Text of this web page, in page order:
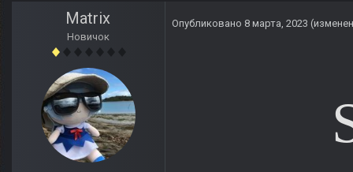
Matrix
Новичок
Опубликовано 8 марта, 2023